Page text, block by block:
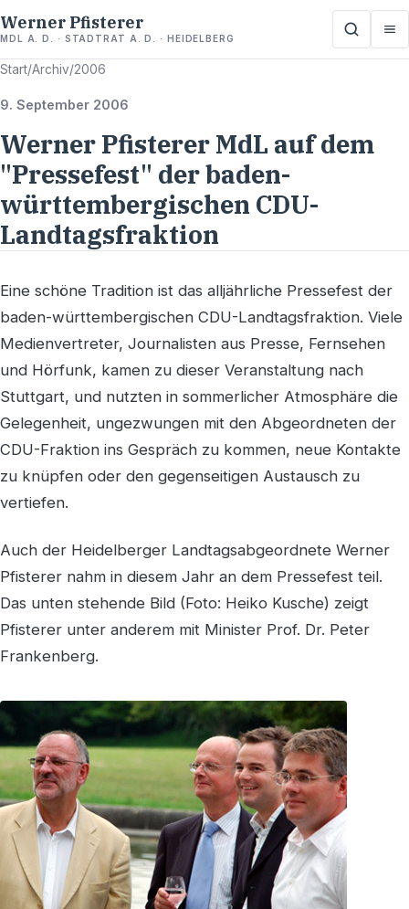
Werner Pfisterer
MDL A. D. · STADTRAT A. D. · HEIDELBERG
Start/Archiv/2006
9. September 2006
Werner Pfisterer MdL auf dem
"Pressefest" der baden-
württembergischen CDU-
Landtagsfraktion
Eine schöne Tradition ist das alljährliche Pressefest der
baden-württembergischen CDU-Landtagsfraktion. Viele
Medienvertreter, Journalisten aus Presse, Fernsehen
und Hörfunk, kamen zu dieser Veranstaltung nach
Stuttgart, und nutzten in sommerlicher Atmosphäre die
Gelegenheit, ungezwungen mit den Abgeordneten der
CDU-Fraktion ins Gespräch zu kommen, neue Kontakte
zu knüpfen oder den gegenseitigen Austausch zu
vertiefen.
Auch der Heidelberger Landtagsabgeordnete Werner
Pfisterer nahm in diesem Jahr an dem Pressefest teil.
Das unten stehende Bild (Foto: Heiko Kusche) zeigt
Pfisterer unter anderem mit Minister Prof. Dr. Peter
Frankenberg.